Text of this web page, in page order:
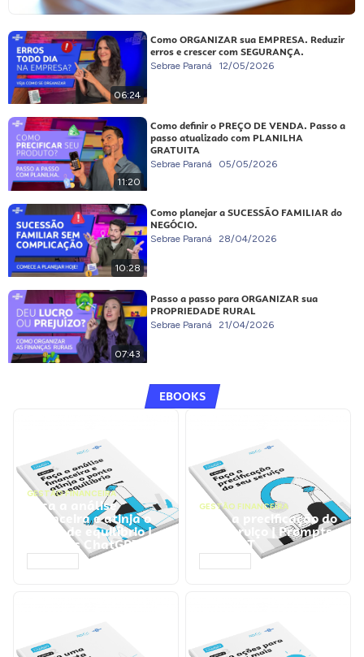
06:24
Como ORGANIZAR sua EMPRESA. Reduzir
erros e crescer com SEGURANÇA.
Sebrae Paraná 12/05/2026
11:20
Como definir o PREÇO DE VENDA. Passo a
passo atualizado com PLANILHA
GRATUITA
Sebrae Paraná 05/05/2026
10:28
Como planejar a SUCESSÃO FAMILIAR do
NEGÓCIO.
Sebrae Paraná 28/04/2026
07:43
Passo a passo para ORGANIZAR sua
PROPRIEDADE RURAL
Sebrae Paraná 21/04/2026
EBOOKS
GESTÃO FINANCEIRA
Faça a análise
financeira e atinja o
ponto de equilíbrio |
Prompts ChatGPT
GESTÃO FINANCEIRA
Faça a precificação do
seu serviço | Prompts
ChatGPT